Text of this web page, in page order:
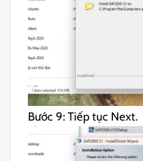
Bước 9: Tiếp tục Next.